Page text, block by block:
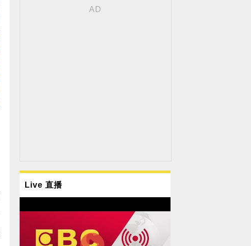
Live 直播